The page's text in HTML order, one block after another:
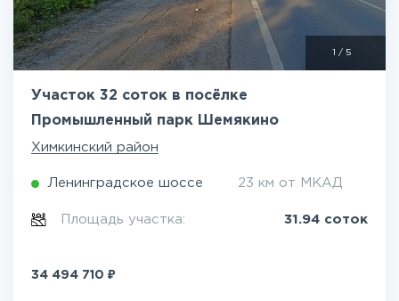
/ 5
Участок 32 соток в посёлке
Промышленный парк Шемякино
Химкинский район
Ленинградское шоссе 23 км от МКАД
Площадь участка: 31.94 соток
34 494 710 ₽